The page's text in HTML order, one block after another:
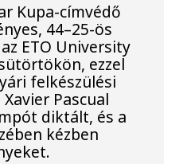
Kupa-címvédő
44–25-ös
ETO University
ezzel
felkészülési
Pascual
diktált, és a
kézben